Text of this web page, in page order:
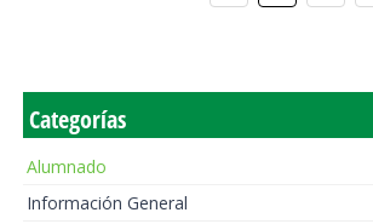
Categorías
Alumnado
Información General